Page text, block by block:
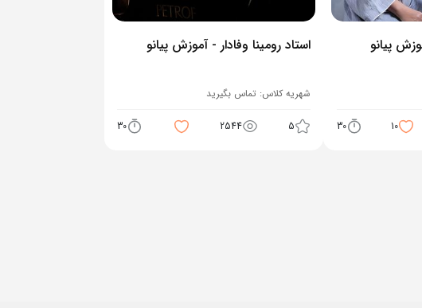
پیانو
10
30
استاد رومینا وفادار - آموزش پیانو
شهریه کلاس: تماس بگیرید
5
2544
30